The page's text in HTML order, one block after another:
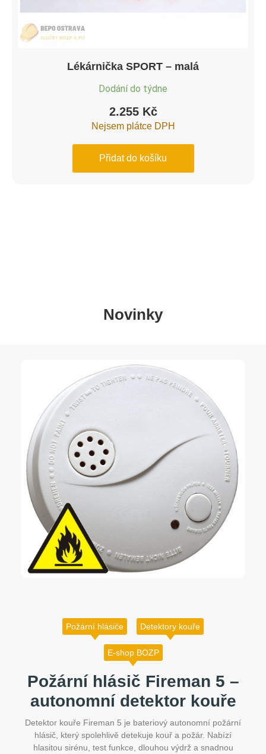
Lékárnička SPORT – malá
Dodání do týdne
2.255 Kč
Nejsem plátce DPH
Přidat do košíku
Novinky
Požární hlásiče Detektory kouře
E-shop BOZP
Požární hlásič Fireman 5 –
autonomní detektor kouře
Detektor kouře Fireman 5 je bateriový autonomní požární
hlásič, který spolehlivě detekuje kouř a požár. Nabízí
hlasitou sirénu, test funkce, dlouhou výdrž a snadnou